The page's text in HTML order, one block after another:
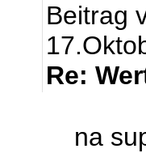
Beitrag
Re:
na